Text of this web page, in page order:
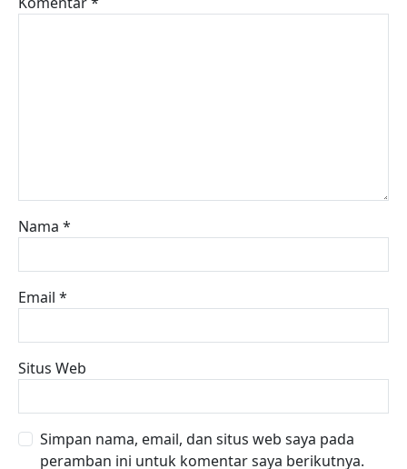
Nama *
Email *
Situs Web
Simpan nama, email, dan situs web saya pada
peramban ini untuk komentar saya berikutnya.